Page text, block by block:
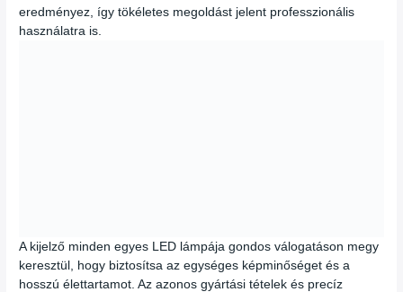
eredményez, így tökéletes megoldást jelent professzionális
használatra is.
A kijelző minden egyes LED lámpája gondos válogatáson megy
keresztül, hogy biztosítsa az egységes képminőséget és a
hosszú élettartamot. Az azonos gyártási tételek és precíz